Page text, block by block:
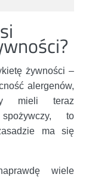
żywności –
alergenów,
mieli teraz
to
ma się
wiele